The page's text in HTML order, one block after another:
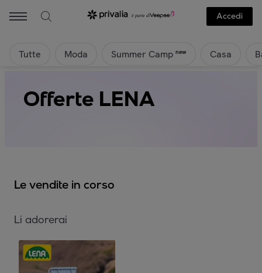
Accedi
Tutte Moda Summer Camp new Casa
Offerte LENA
Le vendite in corso
Li adorerai